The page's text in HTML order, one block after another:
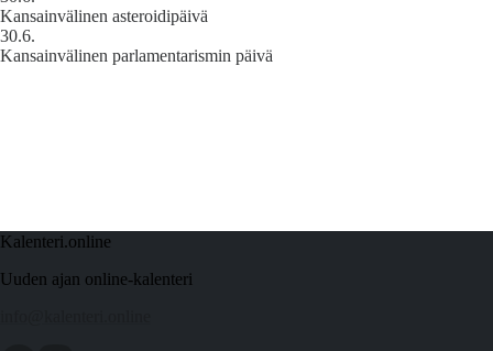
Kansainvälinen asteroidipäivä
30.6.
Kansainvälinen parlamentarismin päivä
Kalenteri.online
Uuden ajan online-kalenteri